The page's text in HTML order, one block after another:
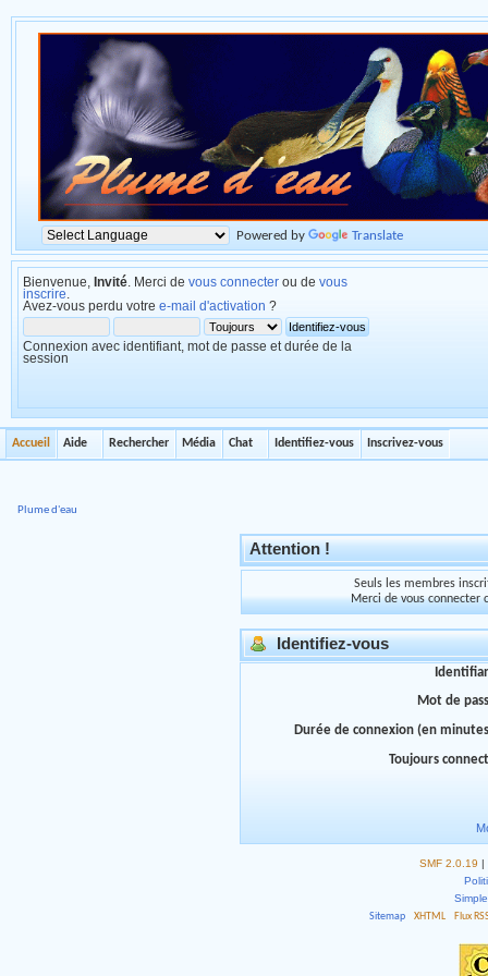
Powered by Translate
Bienvenue, Invité . Merci de vous connecter ou de vous
inscrire
Avez-vous perdu votre e-mail d'activation ?
Connexion avec identifiant, mot de passe et durée de la
session
Accueil Aide Rechercher Média Chat Identifiez-vous Inscrivez-vous
Plume d'eau
Attention !
Seuls les membres
Merci de vous connecter
Identifiez-vous
Mot de
Durée de connexion (en
Toujours
SMF 2.0.19 |
Sitemap
XHTML Flux